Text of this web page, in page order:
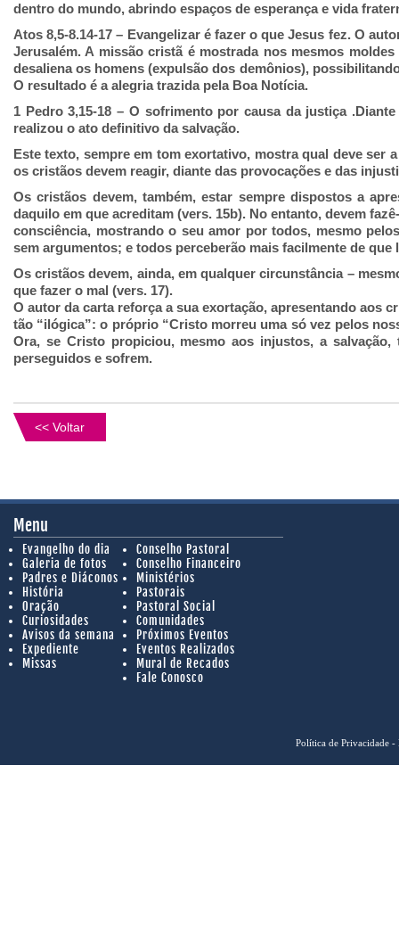
dentro do mundo, abrindo espaços de esperança e vida
Atos 8,5-8.14-17 – Evangelizar é fazer o que Jesus fez. O
Jerusalém. A missão cristã é mostrada nos mesmos
desalienaos homens (expulsão dos demônios),
O resultado é a alegria trazida pela Boa Notícia.
1 Pedro 3,15-18 – O sofrimento por causa da justiça .
realizou o ato definitivo da salvação.
Este texto, sempre em tom exortativo, mostra qual deve ser
os cristãos devem reagir, diante das provocações e das
Os cristãos devem, também, estar sempre dispostos a
daquilo em que acreditam (vers. 15b). No entanto, devem
consciência, mostrando o seu amor por todos, mesmo
sem argumentos; e todos perceberão mais facilmente de que
Os cristãos devem, ainda, em qualquer circunstância –
que fazer o mal (vers. 17).
O autor da carta reforçaa sua exortação, apresentando aos
tão “ilógica”: o próprio “Cristo morreu uma só vez pelos
Ora, se Cristo propiciou, mesmo aos injustos, a
perseguidos e sofrem.
<< Voltar
Menu
Evangelho do dia
Galeria de fotos
Padres e Diáconos
História
Oração
Curiosidades
Avisos da semana
Expediente
Missas
Conselho Pastoral
Conselho Financeiro
Ministérios
Pastorais
Pastoral Social
Comunidades
Próximos Eventos
Eventos Realizados
Mural de Recados
Fale Conosco
Política de Privacidade -